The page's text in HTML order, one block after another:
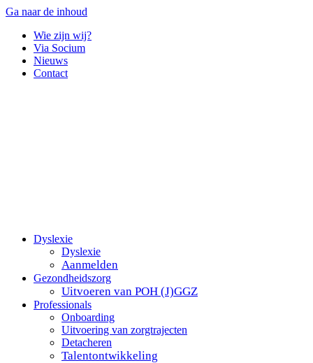
Ga naar de inhoud
Wie zijn wij?
Via Socium
Nieuws
Contact
Dyslexie
Dyslexie
Aanmelden
Gezondheidszorg
Uitvoeren van POH (J)GGZ
Professionals
Onboarding
Uitvoering van zorgtrajecten
Detacheren
Talentontwikkeling